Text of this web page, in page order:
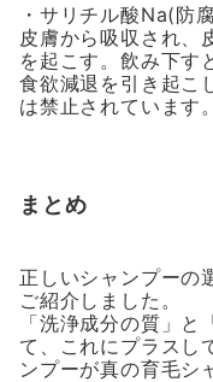
・サリチル酸Na(防
皮膚から吸収され、
を起こす。飲み下す
食欲減退を引き起こ
は禁止されています。
まとめ
正しいシャンプーの
ご紹介しました。
「洗浄成分の質」
て、これにプラスし
ンプーが真の育毛シ